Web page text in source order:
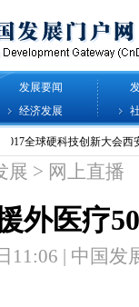
发展要闻
经济发展
展 > 网上直播
外医疗
11:06 | 中国发